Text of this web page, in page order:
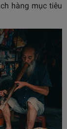
hàng mục tiêu